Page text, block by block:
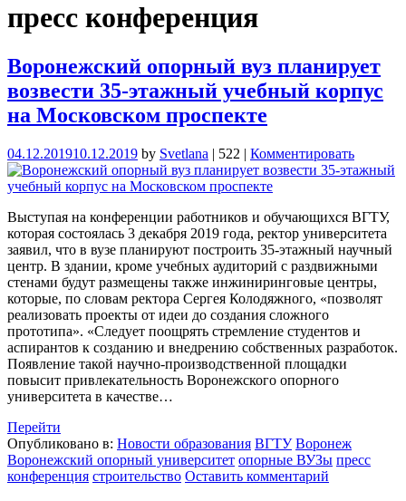
пресс конференция
Воронежский опорный вуз планирует
возвести 35-этажный учебный корпус
на Московском проспекте
04.12.201910.12.2019 by Svetlana | 522 | Комментировать
Выступая на конференции работников и обучающихся ВГТУ,
которая состоялась 3 декабря 2019 года, ректор университета
заявил, что в вузе планируют построить 35-этажный научный
центр. В здании, кроме учебных аудиторий с раздвижными
стенами будут размещены также инжиниринговые центры,
которые, по словам ректора Сергея Колодяжного, «позволят
реализовать проекты от идеи до создания сложного
прототипа». «Следует поощрять стремление студентов и
аспирантов к созданию и внедрению собственных разработок.
Появление такой научно-производственной площадки
повысит привлекательность Воронежского опорного
университета в качестве…
Перейти
Опубликовано в: Новости образования ВГТУ Воронеж
Воронежский опорный университет опорные ВУЗы пресс
конференция строительство Оставить комментарий